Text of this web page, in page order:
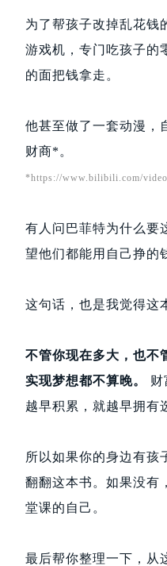
为了帮孩子改掉乱花钱
游戏机，专门吃孩子的
的面把钱拿走。
他甚至做了一套动漫，
财商*。
*https://www.bilibili.com/
有人问巴菲特为什么要
望他们都能用自己挣的
这句话，也是我觉得
不管你现在多大，也不
实现梦想都不算晚。
财
越早积累，就越早拥有
所以如果你的身边有孩
翻翻这本书。如果没有
堂课的自己。
最后帮你整理一下，从